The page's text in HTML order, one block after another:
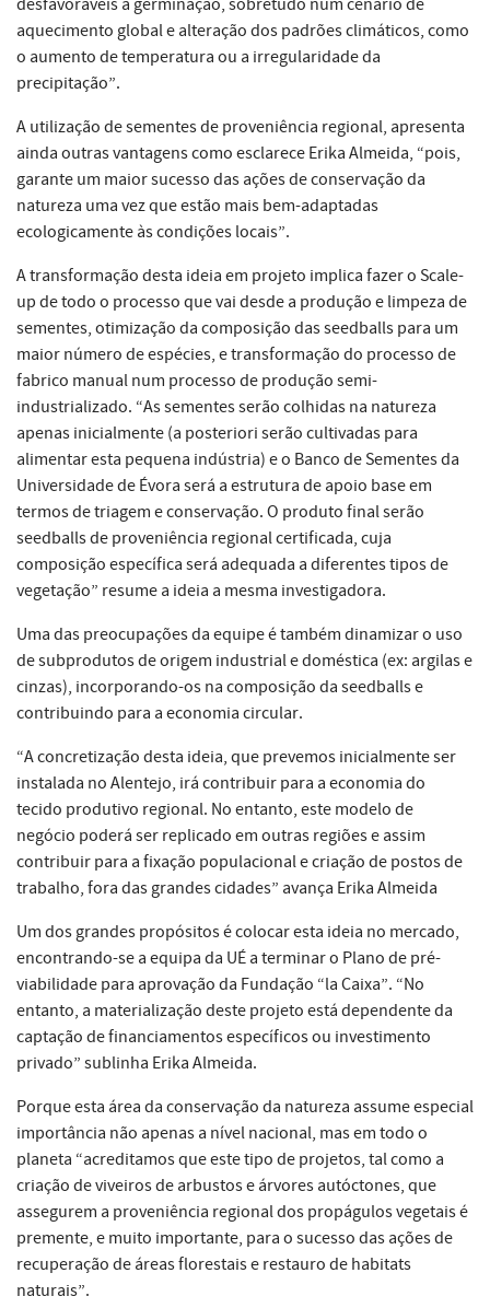
aquecimento global e alteração dos padrões climáticos, como
o aumento de temperatura ou a irregularidade da
precipitação”.
A utilização de sementes de proveniência regional, apresenta
ainda outras vantagens como esclarece Erika Almeida, “pois,
garante um maior sucesso das ações de conservação da
natureza uma vez que estão mais bem-adaptadas
ecologicamente às condições locais”.
A transformação desta ideia em projeto implica fazer o Scale-
up de todo o processo que vai desde a produção e limpeza de
sementes, otimização da composição das seedballs para um
maior número de espécies, e transformação do processo de
fabrico manual num processo de produção semi-
industrializado. “As sementes serão colhidas na natureza
apenas inicialmente (a posteriori serão cultivadas para
alimentar esta pequena indústria) e o Banco de Sementes da
Universidade de Évora será a estrutura de apoio base em
termos de triagem e conservação. O produto final serão
seedballs de proveniência regional certificada, cuja
composição específica será adequada a diferentes tipos de
vegetação” resume a ideia a mesma investigadora.
Uma das preocupações da equipe é também dinamizar o uso
de subprodutos de origem industrial e doméstica (ex: argilas e
cinzas), incorporando-os na composição da seedballs e
contribuindo para a economia circular.
“A concretização desta ideia, que prevemos inicialmente ser
instalada no Alentejo, irá contribuir para a economia do
tecido produtivo regional. No entanto, este modelo de
negócio poderá ser replicado em outras regiões e assim
contribuir para a fixação populacional e criação de postos de
trabalho, fora das grandes cidades” avança Erika Almeida
Um dos grandes propósitos é colocar esta ideia no mercado,
encontrando-se a equipa da UÉ a terminar o Plano de pré-
viabilidade para aprovação da Fundação “la Caixa”. “No
entanto, a materialização deste projeto está dependente da
captação de financiamentos específicos ou investimento
privado” sublinha Erika Almeida.
Porque esta área da conservação da natureza assume especial
importância não apenas a nível nacional, mas em todo o
planeta “acreditamos que este tipo de projetos, tal como a
criação de viveiros de arbustos e árvores autóctones, que
assegurem a proveniência regional dos propágulos vegetais é
premente, e muito importante, para o sucesso das ações de
recuperação de áreas florestais e restauro de habitats
naturais”.